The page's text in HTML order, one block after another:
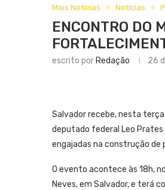
Mais Notícias Notícias
ENCONTRO DO
escrito por Redação 26
Salvador recebe, nesta
deputado federal Leo
engajadas na construção de
O evento acontece às 18h,
Neves, em Salvador, e terá